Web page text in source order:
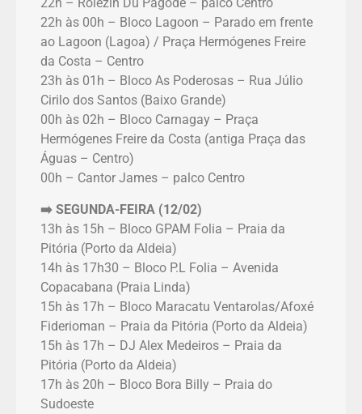
22h – Rolezin Du Pagode – palco Centro
22h às 00h – Bloco Lagoon – Parado em frente
ao Lagoon (Lagoa) / Praça Hermógenes Freire
da Costa – Centro
23h às 01h – Bloco As Poderosas – Rua Júlio
Cirilo dos Santos (Baixo Grande)
00h às 02h – Bloco Carnagay – Praça
Hermógenes Freire da Costa (antiga Praça das
Águas – Centro)
00h – Cantor James – palco Centro
➡️ SEGUNDA-FEIRA (12/02)
13h às 15h – Bloco GPAM Folia – Praia da
Pitória (Porto da Aldeia)
14h às 17h30 – Bloco P.L Folia – Avenida
Copacabana (Praia Linda)
15h às 17h – Bloco Maracatu Ventarolas/Afoxé
Fiderioman – Praia da Pitória (Porto da Aldeia)
15h às 17h – DJ Alex Medeiros – Praia da
Pitória (Porto da Aldeia)
17h às 20h – Bloco Bora Billy – Praia do
Sudoeste